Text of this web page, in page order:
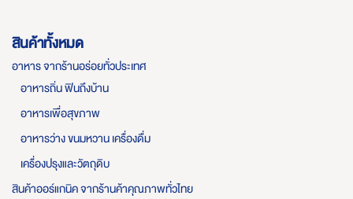
สินค้าทั้งหมด
อาหาร จากร้านอร่อยทั่วประเทศ
อาหารถิ่น ฟินถึงบ้าน
อาหารเพื่อสุขภาพ
อาหารว่าง ขนมหวาน เครื่องดื่ม
เครื่องปรุงและวัตถุดิบ
สินค้าออร์แกนิค จากร้านค้าคุณภาพทั่วไทย